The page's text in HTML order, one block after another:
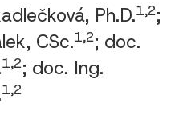
Ph.D.1,2;
CSc.1,2; doc.
1,2; doc. Ing.
1,2